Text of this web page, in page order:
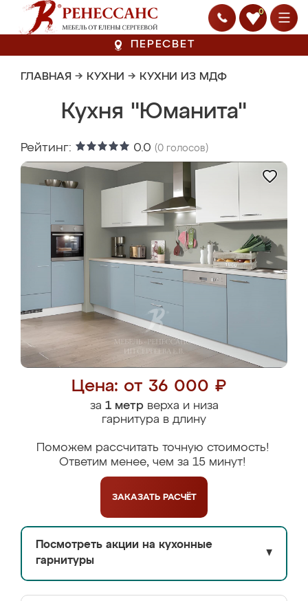
0
ПЕРЕСВЕТ
ГЛАВНАЯ → КУХНИ → КУХНИ ИЗ МДФ
Кухня "Юманита"
Рейтинг: 0.0 (0 голосов)
Цена: от 36 000 ₽
за 1 метрверха и низа
гарнитура в длину
Поможем рассчитать точную стоимость!
Ответим менее, чем за 15 минут!
ЗАКАЗАТЬ РАСЧЁТ
Посмотреть акции на кухонные
гарнитуры
▼